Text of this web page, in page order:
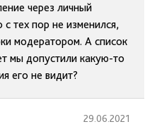
через личный
с тех пор не изменился,
модератором. А список
мы допустили какую-то
его не видит?
29.06.2021